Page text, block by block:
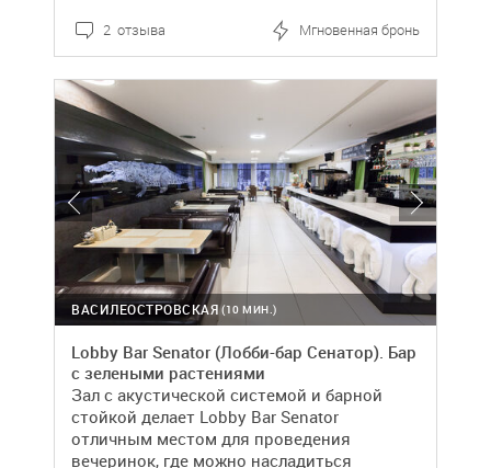
2 отзыва Мгновенная бронь
(10 МИН.)
ВАСИЛЕОСТРОВСКАЯ
Lobby Bar Senator (Лобби-бар Сенатор). Бар
с зелеными растениями
Зал с акустической системой и барной
стойкой делает Lobby Bar Senator
отличным местом для проведения
вечеринок, где можно насладиться